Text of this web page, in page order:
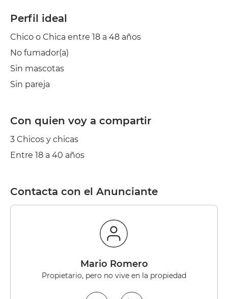
Perfil ideal
Chico o Chica entre 18 a 48 años
No fumador(a)
Sin mascotas
Sin pareja
Con quien voy a compartir
3 Chicos y chicas
Entre 18 a 40 años
Contacta con el Anunciante
Mario Romero
Propietario, pero no vive en la propiedad